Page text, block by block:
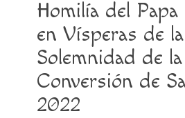
Homilía del
en Vísperas de la
Solemnidad de la
Conversión de
2022